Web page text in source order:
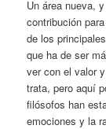
Un área nueva,
contribución
de los
que ha de ser
ver con el valor
trata, pero aquí
filósofos han
emociones y la